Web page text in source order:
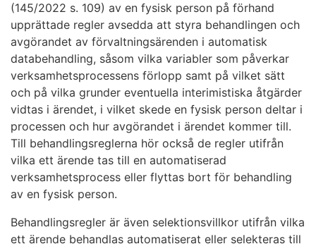
(145/2022 s. 109) av en fysisk person på förhand
upprättade regler avsedda att styra behandlingen och
avgörandet av förvaltningsärenden i automatisk
databehandling, såsom vilka variabler som påverkar
verksamhetsprocessens förlopp samt på vilket sätt
och på vilka grunder eventuella interimistiska åtgärder
vidtas i ärendet, i vilket skede en fysisk person deltar i
processen och hur avgörandet i ärendet kommer till.
Till behandlingsreglerna hör också de regler utifrån
vilka ett ärende tas till en automatiserad
verksamhetsprocess eller flyttas bort för behandling
av en fysisk person.
Behandlingsregler är även selektionsvillkor utifrån vilka
ett ärende behandlas automatiserat eller selekteras till